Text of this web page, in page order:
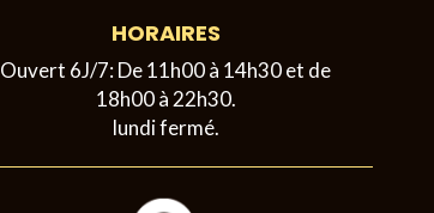
HORAIRES
Ouvert 6J/7: De 11h00 à 14h30 et de
18h00 à 22h30.
lundi fermé.